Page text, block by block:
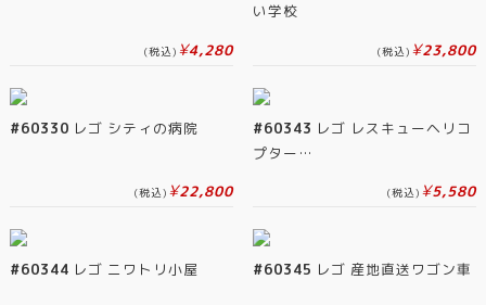
(税込) ¥4,280
い学校
(税込) ¥23,800
#60330 レゴ シティの病院
(税込) ¥22,800
#60343 レゴ レスキューヘリコ
プター…
(税込) ¥5,580
#60344 レゴ ニワトリ小屋 #60345 レゴ 産地直送ワゴン車